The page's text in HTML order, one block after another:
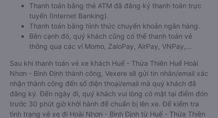
Thanh toán bằng thẻ ATM đã đăng ký thanh toán trực
tuyến (Internet Banking).
Thanh toán bằng hình thức chuyển khoản ngân hàng.
Bên cạnh đó, quý khách cũng có thể thanh toán vé
thông qua các ví Momo, ZaloPay, AirPay, VNPay,…
Sau khi thanh toán vé xe khách Huế - Thừa Thiên Huế Hoài
Nhơn - Bình Định thành công, Vexere sẽ gửi tin nhắn/email xác
nhận thành công đến số điện thoại/email mà quý khách đã
đăng ký. Đến ngày đi, quý khách vui lòng có mặt tại điểm đón
trước 30 phút giờ khởi hành để chuẩn bị lên xe. Để kiểm tra
tình trạng vé xe đi Hoài Nhơn - Bình Định từ Huế - Thừa Thiên